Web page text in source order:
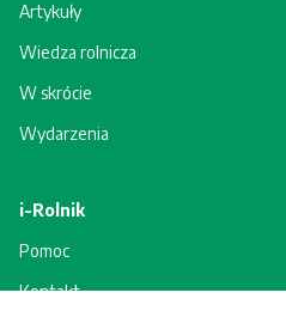
Artykuły
Wiedza rolnicza
W skrócie
Wydarzenia
i-Rolnik
Pomoc
Kontakt